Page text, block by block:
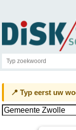
📍 Typ eerst uw